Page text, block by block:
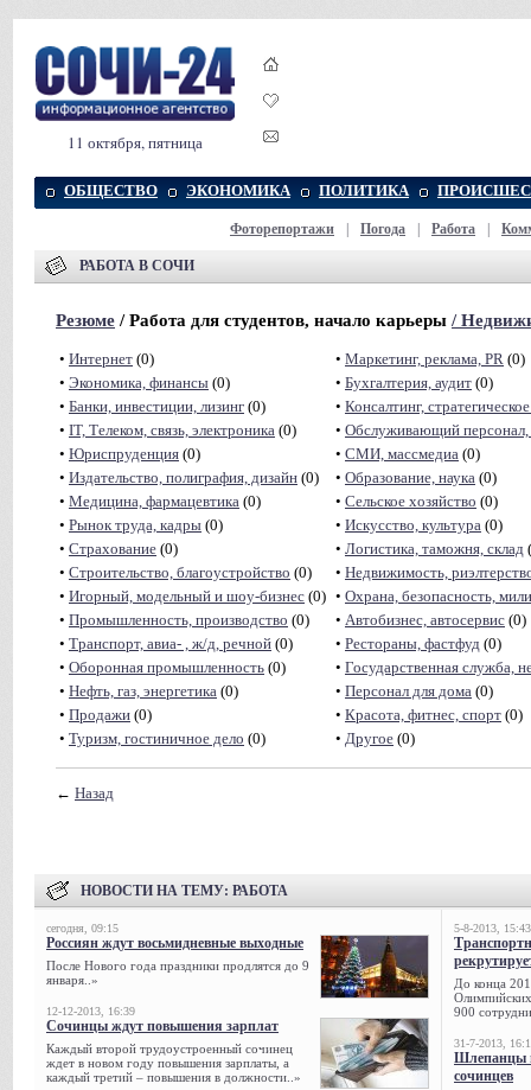
11 октября, пятница
ОБЩЕСТВО ЭКОНОМИКА ПОЛИТИКА
Фоторепортажи Погода Работа
РАБОТА В СОЧИ
Резюме / Работа для студентов, начало карьеры /
• Интернет (0) • Маркетинг, реклама, PR (0)
• Экономика, финансы (0) • Бухгалтерия, аудит (0)
• Банки, инвестиции, лизинг (0) • Консалтинг,
• IT, Телеком, связь, электроника (0) • Обслуживающий персонал,
• Юриспруденция (0) • СМИ, массмедиа (0)
• Издательство, полиграфия, дизайн (0) • Образование, наука (0)
• Медицина, фармацевтика (0) • Сельское хозяйство (0)
• Рынок труда, кадры (0) • Искусство, культура (0)
• Страхование (0) • Логистика, таможня, склад
• Строительство, благоустройство (0) • Недвижимость,
• Игорный, модельный и шоу-бизнес (0) • Охрана, безопасность,
• Промышленность, производство (0) • Автобизнес, автосервис (0)
• Транспорт, авиа- , ж/д, речной (0) • Рестораны, фастфуд (0)
• Оборонная промышленность (0) • Государственная служба,
• Нефть, газ, энергетика (0) • Персонал для дома (0)
• Продажи (0) • Красота, фитнес, спорт (0)
• Туризм, гостиничное дело (0) • Другое (0)
← Назад
НОВОСТИ НА ТЕМУ: РАБОТА
сегодня, 09:15
Россиян ждут восьмидневные выходные
После Нового года праздники продлятся до 9
января..»
12-12-2013, 16:39
Сочинцы ждут повышения зарплат
Каждый второй трудоустроенный сочинец
ждет в новом году повышения зарплаты, а
каждый третий – повышения в должности..»
5-8-2013, 15:43
До конца
900
31-7-2013,
Шлепанцы
сочинцев